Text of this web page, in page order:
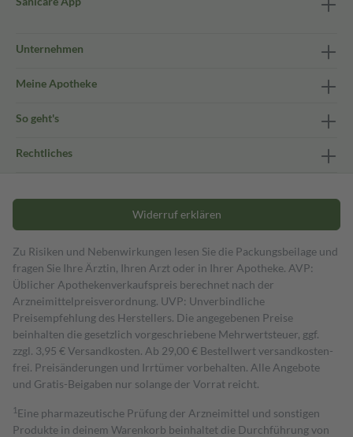
Unternehmen
Meine Apotheke
So geht's
Rechtliches
Widerruf erklären
Zu Risiken und Nebenwirkungen lesen Sie die Packungsbeilage und
fragen Sie Ihre Ärztin, Ihren Arzt oder in Ihrer Apotheke. AVP:
Üblicher Apothekenverkaufspreis berechnet nach der
Arzneimittelpreisverordnung. UVP: Unverbindliche
Preisempfehlung des Herstellers. Die angegebenen Preise
beinhalten die gesetzlich vorgeschriebene Mehrwertsteuer, ggf.
zzgl. 3,95 € Versandkosten. Ab 29,00 € Bestell­wert versand­kosten­
frei. Preisänderungen und Irrtümer vorbehalten. Alle Angebote
und Gratis-Beigaben nur solange der Vorrat reicht.
1 Eine pharmazeutische Prüfung der Arzneimittel und sonstigen
Produkte in deinem Warenkorb beinhaltet die Durchführung von